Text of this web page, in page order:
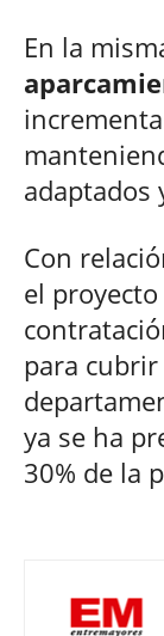
En la
adaptados
Con
el
para
ya se ha
30% de la